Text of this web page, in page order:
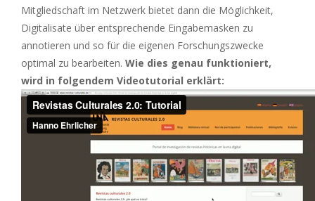
Mitgliedschaft im Netzwerk bietet dann die Möglichkeit,
Digitalisate über entsprechende Eingabemasken zu
annotieren und so für die eigenen Forschungszwecke
optimal zu bearbeiten. Wie dies genau funktioniert,
wird in folgendem Videotutorial erklärt: